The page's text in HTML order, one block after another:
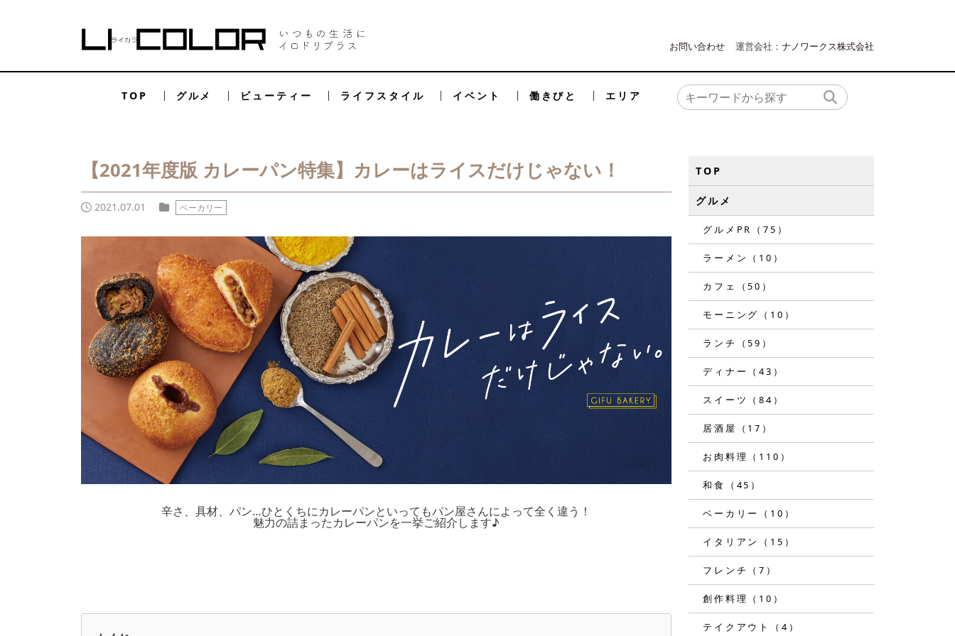
お問い合わせ 運営会社： ナノワークス株式会社
TOP グルメ ビューティー ライフスタイル イベント 働きびと エリア
【2021年度版 カレーパン特集】カレーはライスだけじゃない！
2021.07.01 ベーカリー
辛さ、具材、パン…ひとくちにカレーパンといってもパン屋さんによって全く違う！
魅力の詰まったカレーパンを一挙ご紹介します♪
TOP
グルメ
グルメPR（75）
ラーメン（10）
カフェ（50）
モーニング（10）
ランチ（59）
ディナー（43）
スイーツ（84）
居酒屋（17）
お肉料理（110）
和食（45）
ベーカリー（10）
イタリアン（15）
フレンチ（7）
創作料理（10）
テイクアウト（4）